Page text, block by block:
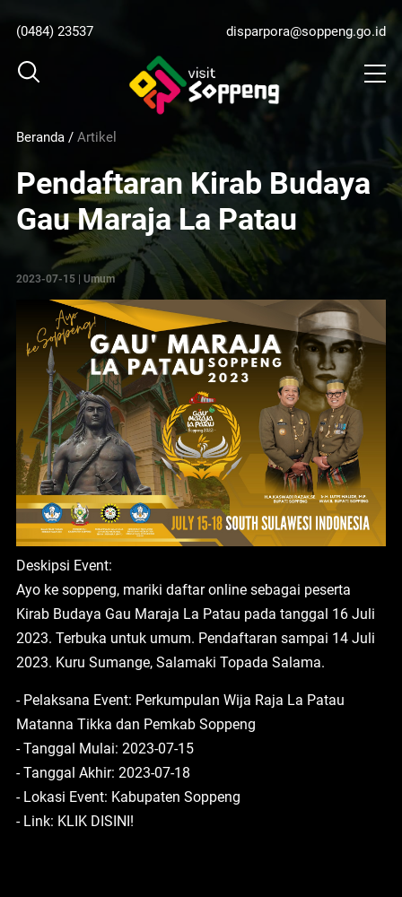
(0484) 23537 disparpora@soppeng.go.id
Beranda / Artikel
Pendaftaran Kirab Budaya
Gau Maraja La Patau
2023-07-15 | Umum
Deskipsi Event:
Ayo ke soppeng, mariki daftar online sebagai peserta
Kirab Budaya Gau Maraja La Patau pada tanggal 16 Juli
2023. Terbuka untuk umum. Pendaftaran sampai 14 Juli
2023. Kuru Sumange, Salamaki Topada Salama.
- Pelaksana Event: Perkumpulan Wija Raja La Patau
Matanna Tikka dan Pemkab Soppeng
- Tanggal Mulai: 2023-07-15
- Tanggal Akhir: 2023-07-18
- Lokasi Event: Kabupaten Soppeng
- Link: KLIK DISINI!